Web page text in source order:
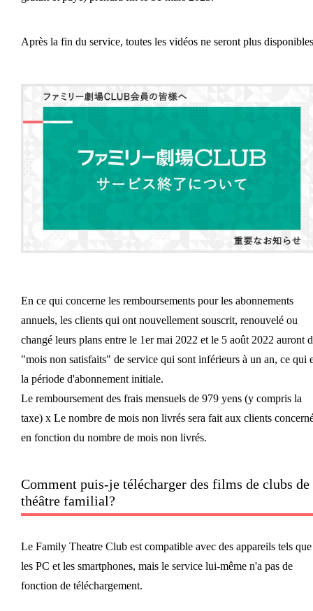
Après la fin du service, toutes les vidéos ne seront plus
En ce qui concerne les remboursements pour les abonnements
annuels, les clients qui ont nouvellement souscrit, renouvelé ou
changé leurs plans entre le 1er mai 2022 et le 5 août 2022 auront
"mois non satisfaits" de service qui sont inférieurs à un an, ce qui
la période d'abonnement initiale.
Le remboursement des frais mensuels de 979 yens (y compris la
taxe) x Le nombre de mois non livrés sera fait aux clients
en fonction du nombre de mois non livrés.
Comment puis-je télécharger des films de clubs de
théâtre familial?
Le Family Theatre Club est compatible avec des appareils tels que
les PC et les smartphones, mais le service lui-même n'a pas de
fonction de téléchargement.